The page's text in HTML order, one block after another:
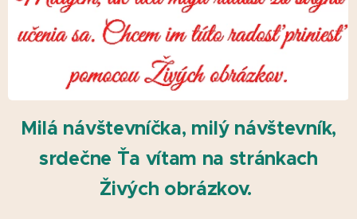
Milá návštevníčka, milý návštevník,
srdečne Ťa vítam na stránkach
Živých obrázkov.